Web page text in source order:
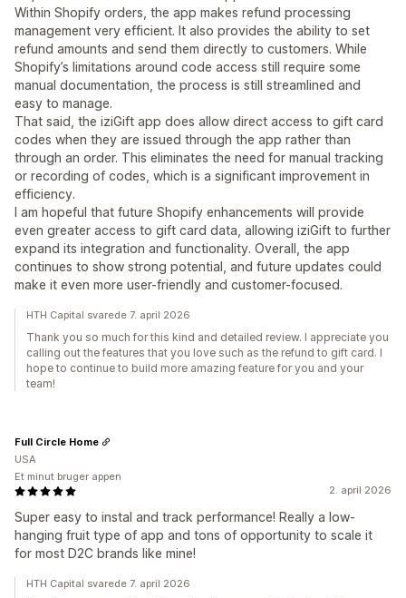
Within Shopify orders, the app makes refund processing
management very efficient. It also provides the ability to set
refund amounts and send them directly to customers. While
Shopify’s limitations around code access still require some
manual documentation, the process is still streamlined and
easy to manage.
That said, the iziGift app does allow direct access to gift card
codes when they are issued through the app rather than
through an order. This eliminates the need for manual tracking
or recording of codes, which is a significant improvement in
efficiency.
I am hopeful that future Shopify enhancements will provide
even greater access to gift card data, allowing iziGift to further
expand its integration and functionality. Overall, the app
continues to show strong potential, and future updates could
make it even more user-friendly and customer-focused.
HTH Capital svarede 7. april 2026
Thank you so much for this kind and detailed review. I appreciate you
calling out the features that you love such as the refund to gift card. I
hope to continue to build more amazing feature for you and your
team!
2. april 2026
Super easy to instal and track performance! Really a low-
hanging fruit type of app and tons of opportunity to scale it
for most D2C brands like mine!
Full Circle Home
USA
Et minut bruger appen
HTH Capital svarede 7. april 2026